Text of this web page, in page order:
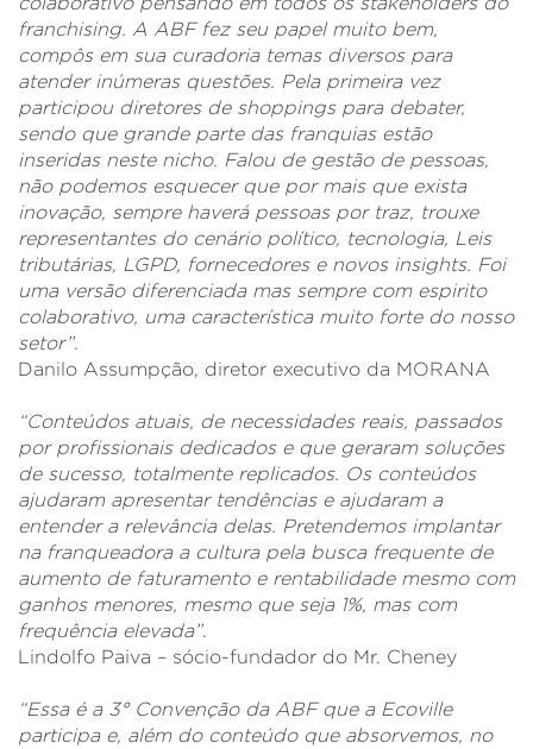
colaborativo pensando em todos os stakeholders do
franchising. A ABF fez seu papel muito bem,
compôs em sua curadoria temas diversos para
atender inúmeras questões. Pela primeira vez
participou diretores de shoppings para debater,
sendo que grande parte das franquias estão
inseridas neste nicho. Falou de gestão de pessoas,
não podemos esquecer que por mais que exista
inovação, sempre haverá pessoas por traz, trouxe
representantes do cenário político, tecnologia, Leis
tributárias, LGPD, fornecedores e novos insights. Foi
uma versão diferenciada mas sempre com espirito
colaborativo, uma característica muito forte do nosso
setor”.
Danilo Assumpção, diretor executivo da MORANA
“Conteúdos atuais, de necessidades reais, passados
por profissionais dedicados e que geraram soluções
de sucesso, totalmente replicados. Os conteúdos
ajudaram apresentar tendências e ajudaram a
entender a relevância delas. Pretendemos implantar
na franqueadora a cultura pela busca frequente de
aumento de faturamento e rentabilidade mesmo com
ganhos menores, mesmo que seja 1%, mas com
frequência elevada”.
Lindolfo Paiva – sócio-fundador do Mr. Cheney
“Essa é a 3° Convenção da ABF que a Ecoville
participa e, além do conteúdo que absorvemos, no